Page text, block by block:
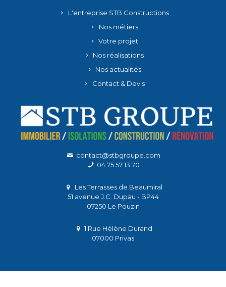
L'entreprise STB Constructions
Nos métiers
Votre projet
Nos réalisations
Nos actualités
Contact & Devis
contact@stbgroupe.com
04 75 57 13 70
Les Terrasses de Beaumiral
51 avenue J.C. Dupau - BP44
07250 Le Pouzin
1 Rue Hélène Durand
07000 Privas